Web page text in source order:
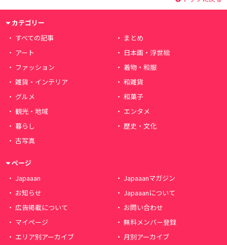
カテゴリー
すべての記事
まとめ
アート
日本画・浮世絵
ファッション
着物・和服
雑貨・インテリア
和雑貨
グルメ
和菓子
観光・地域
エンタメ
暮らし
歴史・文化
古写真
ページ
Japaaan
Japaaanマガジン
お知らせ
Japaaanについて
広告掲載について
お問い合わせ
マイページ
無料メンバー登録
エリア別アーカイブ
月別アーカイブ